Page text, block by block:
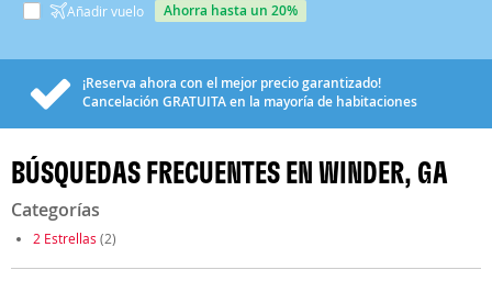
Añadir vuelo ahorra hasta un 20%
¡Reserva ahora con el mejor precio garantizado!
Cancelación GRATUITAen la mayoría de habitaciones
BÚSQUEDAS FRECUENTES EN WINDER, GA
Categorías
2 Estrellas (2)